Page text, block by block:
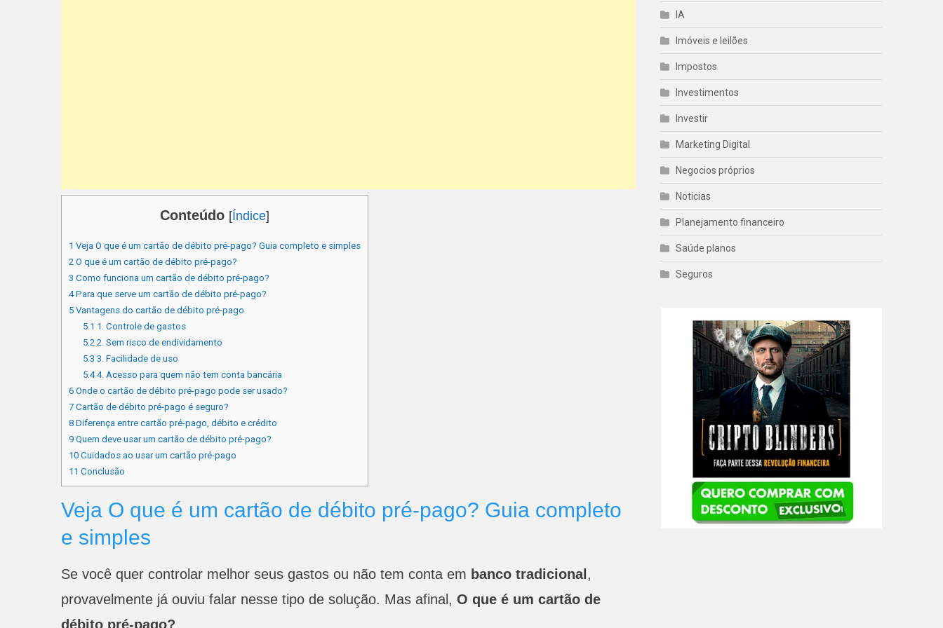
Conteúdo [Índice]
1 Veja O que é um cartão de débito pré-pago? Guia completo e simples
2 O que é um cartão de débito pré-pago?
3 Como funciona um cartão de débito pré-pago?
4Para que serve um cartão de débito pré-pago?
5 Vantagens do cartão de débito pré-pago
5.1 1. Controle de gastos
5.2 2. Sem risco de endividamento
5.3 3. Facilidade de uso
5.44. Acesso para quem não tem conta bancária
6 Onde o cartão de débito pré-pago pode ser usado?
7 Cartão de débito pré-pago é seguro?
8 Diferença entre cartão pré-pago, débito e crédito
9 Quem deve usar um cartão de débito pré-pago?
10 Cuidados ao usar um cartão pré-pago
11 Conclusão
Veja O que é um cartão de débito pré-pago? Guia completo
e simples
Se você quer controlar melhor seus gastos ou não tem conta em banco tradicional,
provavelmente já ouviu falar nesse tipo de solução. Mas afinal, O que é um cartão de
débito pré-pago?
IA
Imóveis e leilões
Impostos
Investimentos
Investir
Marketing Digital
Negocios próprios
Noticias
Planejamento financeiro
Saúde planos
Seguros